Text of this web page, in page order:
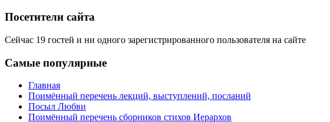
Посетители сайта
Сейчас 19 гостей и ни одного зарегистрированного пользователя на сайте
Самые популярные
Главная
Поимённый перечень лекций, выступлений, посланий
Посыл Любви
Поимённый перечень сборников стихов Иерархов